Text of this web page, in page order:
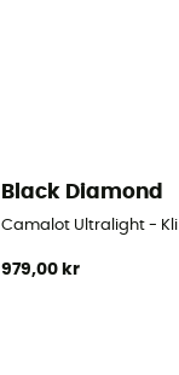
Black Diamond
Camalot Ultralight -
979,00 kr